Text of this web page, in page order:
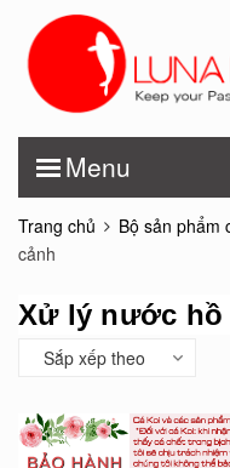
Menu
Trang chủ Bộ sản phẩm
cảnh
Xử lý nước hồ
Sắp xếp theo